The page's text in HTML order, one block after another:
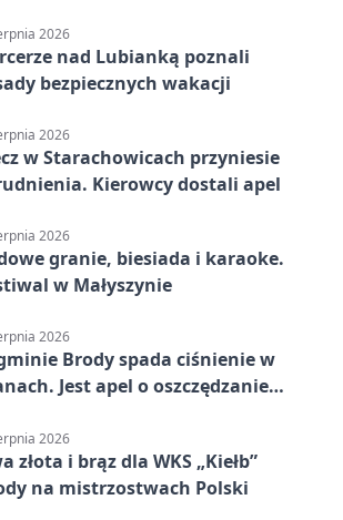
2026
nad Lubianką poznali
bezpiecznych wakacji
2026
w Starachowicach przyniesie
Kierowcy dostali apel
2026
granie, biesiada i karaoke.
w Małyszynie
2026
Brody spada ciśnienie w
Jest apel o oszczędzanie
2026
złota i brąz dla WKS „Kiełb”
na mistrzostwach Polski